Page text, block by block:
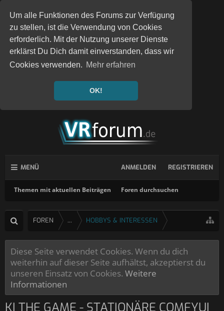
Um alle Funktionen des Forums zur Verfügung
zu stellen, ist die Verwendung von Cookies
erforderlich. Mit der Nutzung unserer Dienste
erklärst Du Dich damit einverstanden, dass wir
Cookies verwenden. Mehr erfahren
OK!
MENÜ
Themen mit aktuellen Beiträgen Foren durchsuchen
ANMELDEN REGISTRIEREN
FOREN ... HOBBYS & INTERESSEN
Diese Seite verwendet Cookies. Wenn du dich
weiterhin auf dieser Seite aufhältst, akzeptierst du
unseren Einsatz von Cookies. Weitere
Informationen
KI THE GAME - STATIONÄRE COMFYUI